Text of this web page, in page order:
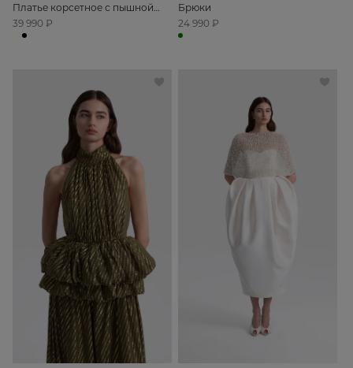
Платье корсетное с пышной
юбкой
39 990 ₽
Брюки
24 990 ₽